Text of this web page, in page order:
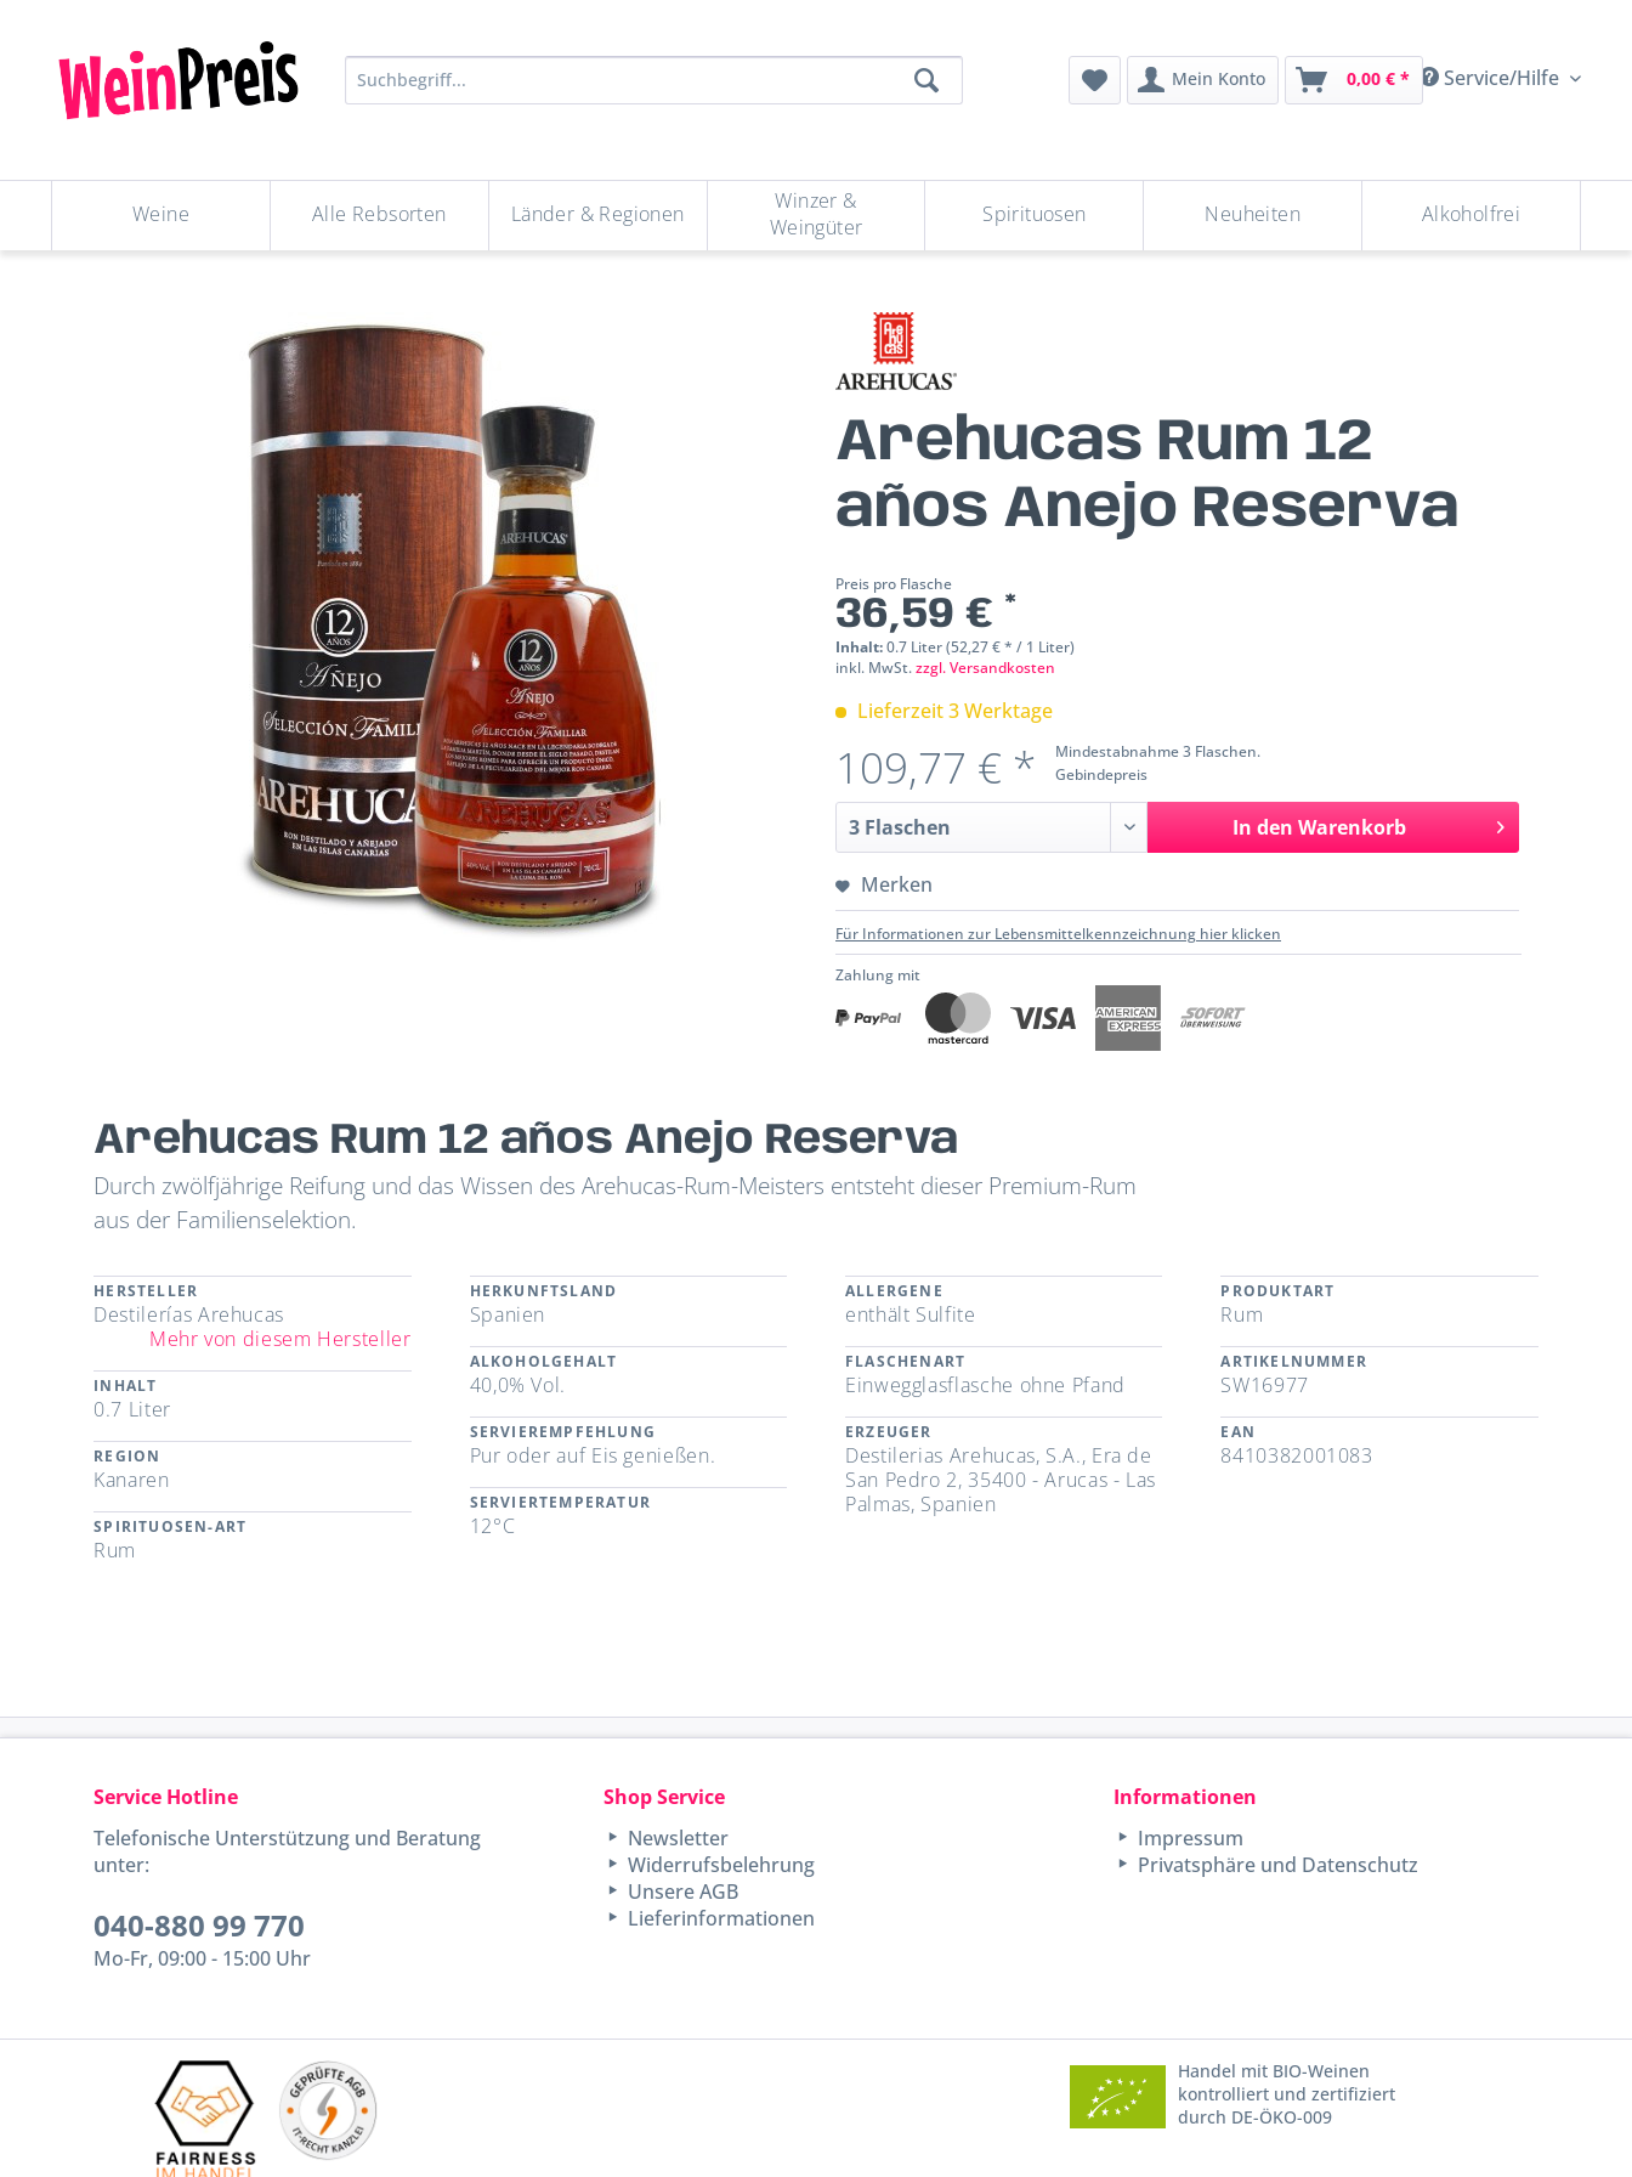
Service/Hilfe
Mein Konto 0,00 € *
Weine Alle Rebsorten Länder & Regionen
Winzer &
Weingüter
Spirituosen Neuheiten Alkoholfrei
Arehucas Rum 12
años Anejo Reserva
Preis pro Flasche
36,59 € *
Inhalt:0.7 Liter (52,27 € * / 1 Liter)
inkl. MwSt.zzgl. Versandkosten
Lieferzeit 3 Werktage
Mindestabnahme 3 Flaschen.
Gebindepreis
109,77 € *
In den Warenkorb
Merken
Für Informationen zur Lebensmittelkennzeichnung hier klicken
Zahlung mit
Arehucas Rum 12 años Anejo Reserva
Durch zwölfjährige Reifung und das Wissen des Arehucas-Rum-Meisters entsteht dieser Premium-Rum
aus der Familienselektion.
HERSTELLER
Destilerías Arehucas
Mehr von diesem Hersteller
INHALT
0.7 Liter
REGION
Kanaren
SPIRITUOSEN-ART
Rum
HERKUNFTSLAND
Spanien
ALKOHOLGEHALT
40,0% Vol.
SERVIEREMPFEHLUNG
Pur oder auf Eis genießen.
SERVIERTEMPERATUR
12°C
ALLERGENE
enthält Sulfite
FLASCHENART
Einwegglasflasche ohne Pfand
ERZEUGER
Destilerias Arehucas, S.A., Era de
San Pedro 2, 35400 - Arucas - Las
Palmas, Spanien
PRODUKTART
Rum
ARTIKELNUMMER
SW16977
EAN
8410382001083
Service Hotline
Telefonische Unterstützung und Beratung
unter:
040-880 99 770
Mo-Fr, 09:00 - 15:00 Uhr
Shop Service
Newsletter
Widerrufsbelehrung
Unsere AGB
Lieferinformationen
Informationen
Impressum
Privatsphäre und Datenschutz
Handel mit BIO-Weinen
kontrolliert und zertifiziert
durch DE-ÖKO-009